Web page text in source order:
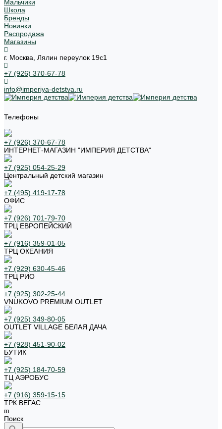
Мальчики
Школа
Бренды
Новинки
Распродажа
Магазины
г. Москва, Лялин переулок 19с1
+7 (926) 370-67-78
info@imperiya-detstva.ru
Телефоны
+7 (926) 370-67-78
ИНТЕРНЕТ-МАГАЗИН "ИМПЕРИЯ ДЕТСТВА"
+7 (925) 054-25-29
Центральный детский магазин
+7 (495) 419-17-78
ОФИС
+7 (926) 701-79-70
ТРЦ ЕВРОПЕЙСКИЙ
+7 (916) 359-01-05
ТРЦ ОКЕАНИЯ
+7 (929) 630-45-46
ТРЦ РИО
+7 (925) 302-25-44
VNUKOVO PREMIUM OUTLET
+7 (925) 349-80-05
OUTLET VILLAGE БЕЛАЯ ДАЧА
+7 (928) 451-90-02
БУТИК
+7 (925) 184-70-59
ТЦ АЭРОБУС
+7 (916) 359-15-15
ТРК ВЕГАС
Поиск